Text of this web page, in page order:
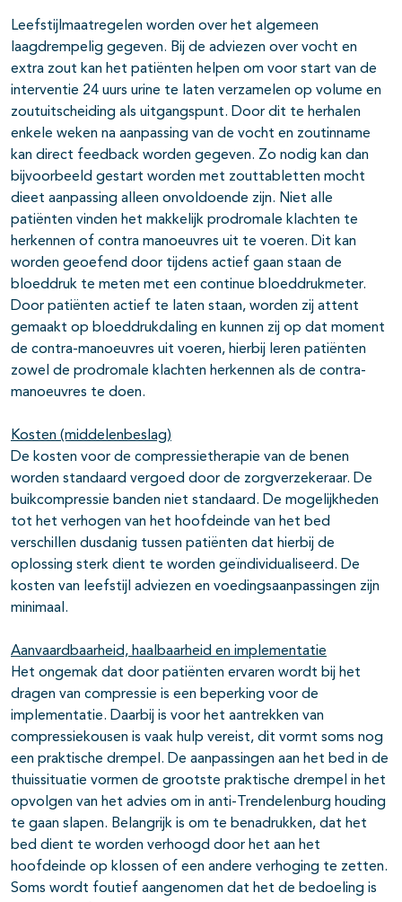
Leefstijlmaatregelen worden over het algemeen
laagdrempelig gegeven. Bij de adviezen over vocht en
extra zout kan het patiënten helpen om voor start van de
interventie 24 uurs urine te laten verzamelen op volume en
zoutuitscheiding als uitgangspunt. Door dit te herhalen
enkele weken na aanpassing van de vocht en zoutinname
kan direct feedback worden gegeven. Zo nodig kan dan
bijvoorbeeld gestart worden met zouttabletten mocht
dieet aanpassing alleen onvoldoende zijn. Niet alle
patiënten vinden het makkelijk prodromale klachten te
herkennen of contra manoeuvres uit te voeren. Dit kan
worden geoefend door tijdens actief gaan staan de
bloeddruk te meten met een continue bloeddrukmeter.
Door patiënten actief te laten staan, worden zij attent
gemaakt op bloeddrukdaling en kunnen zij op dat moment
de contra-manoeuvres uit voeren, hierbij leren patiënten
zowel de prodromale klachten herkennen als de contra-
manoeuvres te doen.
Kosten (middelenbeslag)
De kosten voor de compressietherapie van de benen
worden standaard vergoed door de zorgverzekeraar. De
buikcompressie banden niet standaard. De mogelijkheden
tot het verhogen van het hoofdeinde van het bed
verschillen dusdanig tussen patiënten dat hierbij de
oplossing sterk dient te worden geïndividualiseerd. De
kosten van leefstijl adviezen en voedingsaanpassingen zijn
minimaal.
Aanvaardbaarheid, haalbaarheid en implementatie
Het ongemak dat door patiënten ervaren wordt bij het
dragen van compressie is een beperking voor de
implementatie. Daarbij is voor het aantrekken van
compressiekousen is vaak hulp vereist, dit vormt soms nog
een praktische drempel. De aanpassingen aan het bed in de
thuissituatie vormen de grootste praktische drempel in het
opvolgen van het advies om in anti-Trendelenburg houding
te gaan slapen. Belangrijk is om te benadrukken, dat het
bed dient te worden verhoogd door het aan het
hoofdeinde op klossen of een andere verhoging te zetten.
Soms wordt foutief aangenomen dat het de bedoeling is